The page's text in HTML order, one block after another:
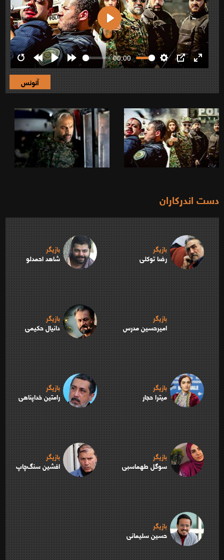
RestartRewind
10s
Play Forward
10s
00:00
Settings
PIP Enter
Play
آنونس
دست اندرکاران
بازیگر
رضا توکلی
بازیگر
شاهد احمدلو
بازیگر
امیرحسین مدرس
بازیگر
دانیال حکیمی
بازیگر
میترا حجار
بازیگر
رامتین خداپناهی
بازیگر
سوگل طهماسبی
بازیگر
افشین سنگ‌چاپ
بازیگر
حسین سلیمانی